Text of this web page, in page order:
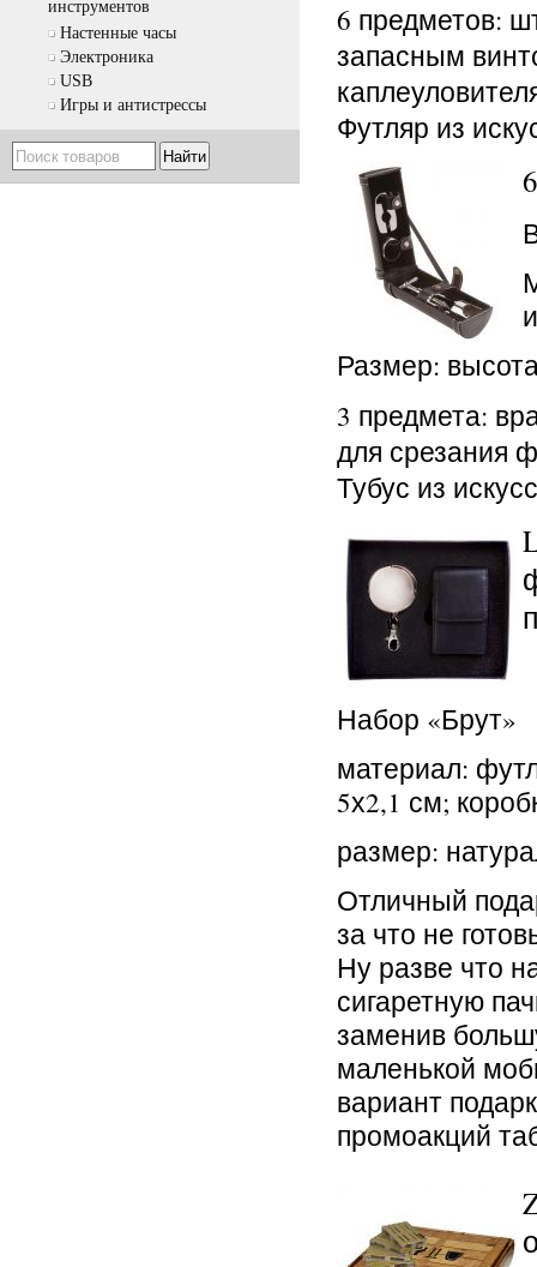
инструментов
Настенные часы
Электроника
USB
Игры и антистрессы
6 предметов:
запасным
Футляр из
Размер:
3 предмета:
для срезания
Тубус из
Набор «Брут»
материал:
5х2,1 см;
размер:
Отличный
за что не
Ну разве что
сигаретную
заменив
маленькой
вариант
промоакций